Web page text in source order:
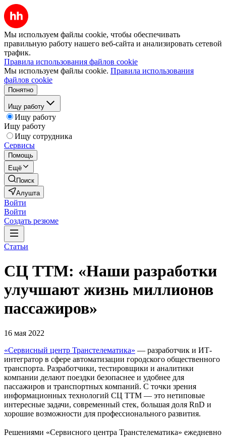
Мы используем файлы cookie, чтобы обеспечивать
правильную работу нашего веб-сайта и анализировать сетевой
трафик.
Правила использования файлов cookie
Мы используем файлы cookie. Правила использования
файлов cookie
Понятно
Ищу работу
Ищу работу
Ищу работу
Ищу сотрудника
Сервисы
Помощь
Ещё
Поиск
Алушта
Войти
Войти
Создать резюме
Статьи
СЦ ТТМ: «Наши разработки
улучшают жизнь миллионов
пассажиров»
16 мая 2022
«Сервисный центр Транстелематика» — разработчик и ИТ-
интегратор в сфере автоматизации городского общественного
транспорта. Разработчики, тестировщики и аналитики
компании делают поездки безопаснее и удобнее для
пассажиров и транспортных компаний. С точки зрения
информационных технологий СЦ ТТМ — это нетиповые
интересные задачи, современный стек, большая доля RnD и
хорошие возможности для профессионального развития.
Решениями «Сервисного центра Транстелематика» ежедневно